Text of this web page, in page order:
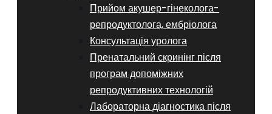
Прийом акушер-гінеколога-
репродуктолога, ембріолога
Консультація уролога
Пренатальний скринінг після
програм допоміжних
репродуктивних технологій
​​Лабораторна діагностика після